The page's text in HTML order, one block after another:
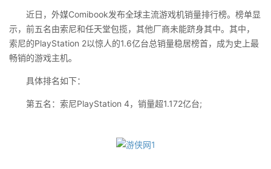
近日，外媒Comibook发布全球主流游戏机销量排行榜。榜单显
示，前五名由索尼和任天堂包揽，其他厂商未能跻身其中。其中，
索尼的‌PlayStation 2‌以惊人的‌1.6亿台‌总销量稳居榜首，成为史上最
畅销的游戏主机。
具体排名如下：
‌第五名‌：索尼‌PlayStation 4‌，销量超1.172亿台;